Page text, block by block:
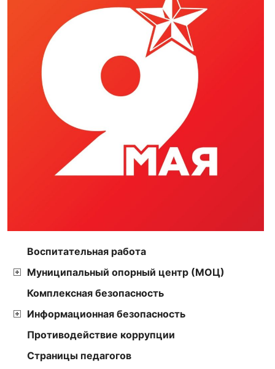
Воспитательная работа
Муниципальный опорный центр (МОЦ)
Комплексная безопасность
Информационная безопасность
Противодействие коррупции
Страницы педагогов